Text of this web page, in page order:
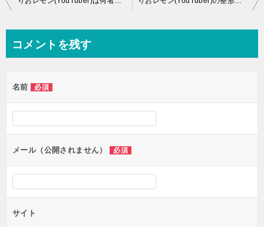
ビ
ー
シ
ン
コメントを残す
名前 必須
メール（公開されません） 必須
サイト